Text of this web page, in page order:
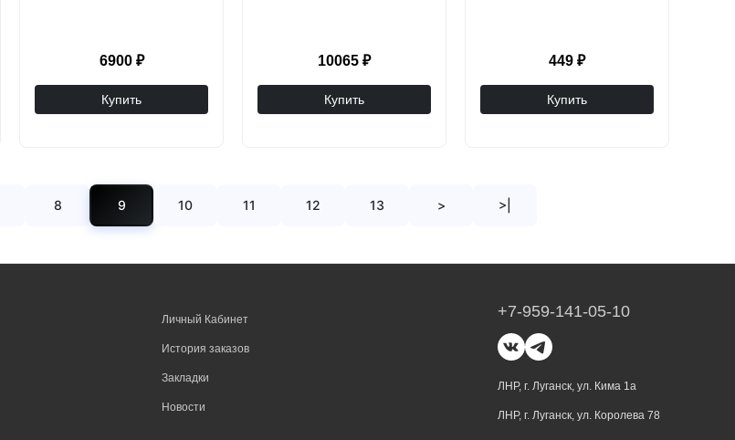
6900 ₽
Купить
10065 ₽
Купить
449 ₽
Купить
8 9 10 11 12 13 > >|
Личный Кабинет
История заказов
Закладки
Новости
+7-959-141-05-10
ЛНР, г. Луганск, ул. Кима 1а
ЛНР, г. Луганск, ул. Королева 78